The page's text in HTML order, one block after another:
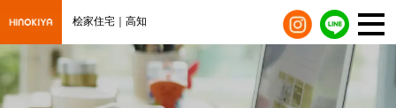
桧家住宅｜高知